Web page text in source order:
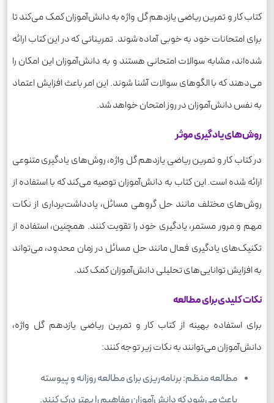
کتاب کار و تمرین ریاضی یازدهم گل واژه به دانش‌آموزان کمک می‌کند تا
برای امتحانات خود به خوبی آماده شوند. تمریناتی که در این کتاب ارائه
شده‌اند، مشابه سوالات امتحانی هستند و به دانش‌آموزان این امکان را
می‌دهند که با الگوهای سوالات آشنا شوند. این امر باعث افزایش اعتماد
به نفس دانش‌آموزان در روز امتحان خواهد شد.
روش‌های یادگیری موثر
در کتاب کار و تمرین ریاضی یازدهم گل واژه، روش‌های یادگیری متنوعی
ارائه شده است. این کتاب به دانش‌آموزان توصیه می‌کند که با استفاده از
روش‌های مختلف مانند حل گروهی مسائل، یادداشت‌برداری از نکات
مهم و مرور مستمر، یادگیری خود را تقویت کنند. همچنین، استفاده از
تکنیک‌های یادگیری فعال مانند حل مسائل در زمان محدود، می‌تواند
به افزایش توانایی‌های تحلیلی دانش‌آموزان کمک کند.
نکات کلیدی برای مطالعه
برای استفاده بهینه از کتاب کار و تمرین ریاضی یازدهم گل واژه،
دانش‌آموزان می‌توانند به نکات زیر توجه کنند:
مطالعه منظم: برنامه‌ریزی برای مطالعه روزانه و پیوسته
باعث می‌شود که دانش‌آموزان مفاهیم را بهتر درک کنند.